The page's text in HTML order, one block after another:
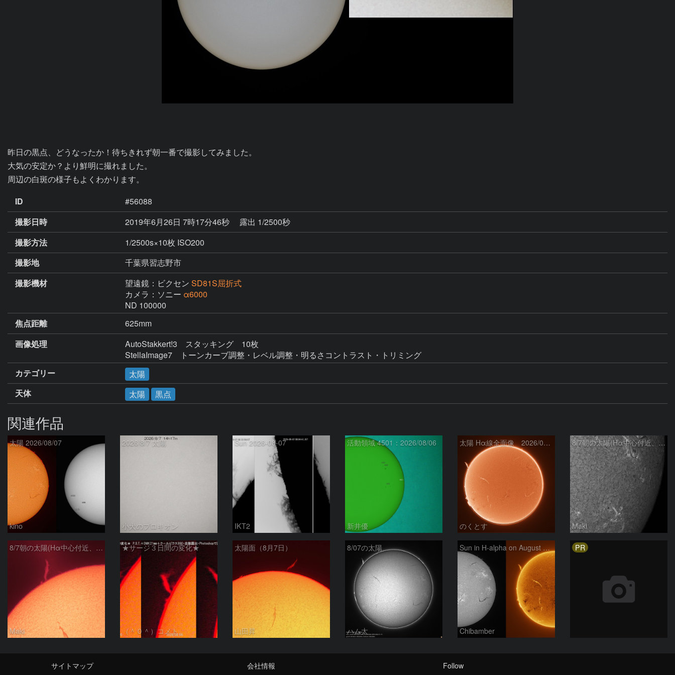
昨日の黒点、どうなったか！待ちきれず朝一番で撮影してみました。
大気の安定か？より鮮明に撮れました。
周辺の白斑の様子もよくわかります。
ID
#56088
撮影日時
2019年6月26日 7時17分46秒
露出 1/2500秒
撮影方法
1/2500s×10枚 ISO200
撮影地
千葉県習志野市
撮影機材
望遠鏡：ビクセン SD81S屈折式
カメラ：ソニー α6000
ND 100000
焦点距離
625mm
画像処理
AutoStakkert!3　スタッキング　10枚
StellaImage7　トーンカーブ調整・レベル調整・明るさコントラスト・トリミング
カテゴリー
太陽
天体
太陽 黒点
関連作品
太陽 2026/08/07
kino
2026/8/7 太陽
小犬のプロキオン
Sun 2026-08-07
IKT2
活動領域 4501：2026/08/06
新井優
太陽 Hα線全面像 2026/08/07
のくとす
8/7朝の太陽(Hα中心付近、4498、4502付近)
Maki
8/7朝の太陽(Hα中心付近、プロミネンス)
Maki
★サージ３日間の変化★
（＾０＾）コメト
太陽面（8月7日）
山田昇
8/07の太陽
ハム太
Sun in H-alpha on August 7, 2026
Chibamber
PR
サイトマップ
会社情報
Follow